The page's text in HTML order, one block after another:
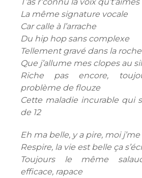
La même signature vocale
Car calle à l’arrache
Du hip hop sans complexe
Tellement gravé dans la roche
Que j’allume mes clopes au
Riche pas encore,
problème de flouze
Cette maladie incurable qui
de 12
Eh ma belle, y a pire, moi
Respire, la vie est belle ça
Toujours le même
efficace, rapace